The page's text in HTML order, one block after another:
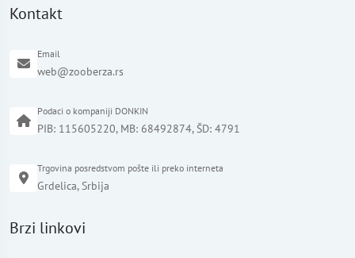
Kontakt
Email
web@zooberza.rs
Podaci o kompaniji DONKIN
PIB: 115605220, MB: 68492874, ŠD: 4791
Trgovina posredstvom pošte ili preko interneta
Grdelica, Srbija
Brzi linkovi